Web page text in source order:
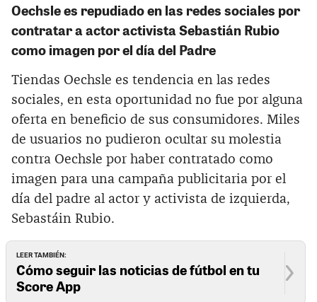
Oechsle es repudiado en las redes sociales por
contratar a actor activista Sebastián Rubio
como imagen por el día del Padre
Tiendas Oechsle es tendencia en las redes
sociales, en esta oportunidad no fue por alguna
oferta en beneficio de sus consumidores. Miles
de usuarios no pudieron ocultar su molestia
contra Oechsle por haber contratado como
imagen para una campaña publicitaria por el
día del padre al actor y activista de izquierda,
Sebastáin Rubio.
LEER TAMBIÉN:
Cómo seguir las noticias de fútbol en tu
Score App